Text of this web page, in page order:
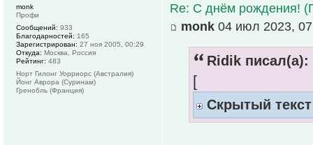
Re: С днём рождения!
monk 04 июл 2023,
Ridik писал(а):
[
Скрытый текст
monk
Профи
Сообщений: 933
Благодарностей: 165
Зарегистрирован: 27 ноя 2005, 00:29
Откуда: Москва, Россия
Рейтинг: 483
Норт Гилонг Уорриорс (Австралия)
Йонг Аврора (Суринам)
Гренобль (Франция)